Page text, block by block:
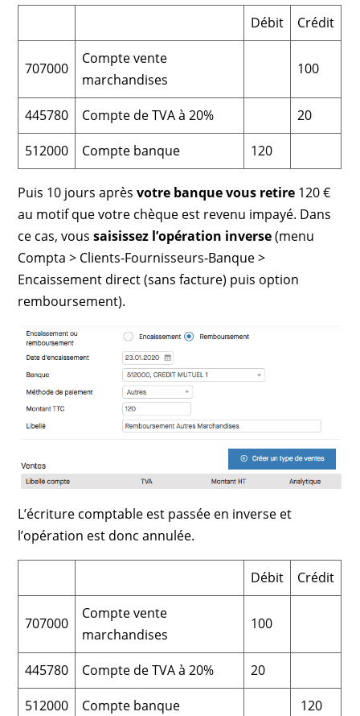
Débit Crédit
707000
Compte vente
marchandises
100
445780 Compte de TVA à 20%
20
512000
Compte banque 120
Puis 10 jours aprèsvotre banque vous retire 120 €
au motif que votre chèque est revenu impayé. Dans
ce cas, voussaisissez l’opération inverse(menu
Compta > Clients-Fournisseurs-Banque >
Encaissement direct (sans facture) puis option
remboursement).
L’écriture comptable est passée en inverse et
l’opération est donc annulée.
Débit Crédit
707000
Compte vente
marchandises
100
445780 Compte de TVA à 20%
20
512000
Compte banque 120